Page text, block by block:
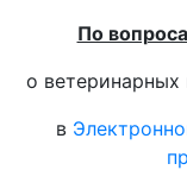
По
о ветеринарных
в